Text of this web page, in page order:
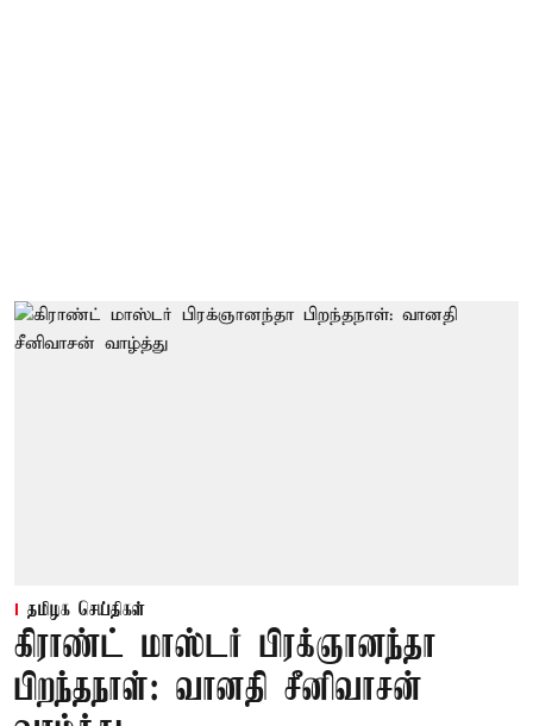
தமிழக செய்திகள்
கிராண்ட் மாஸ்டர் பிரக்ஞானந்தா
பிறந்தநாள்: வானதி சீனிவாசன்